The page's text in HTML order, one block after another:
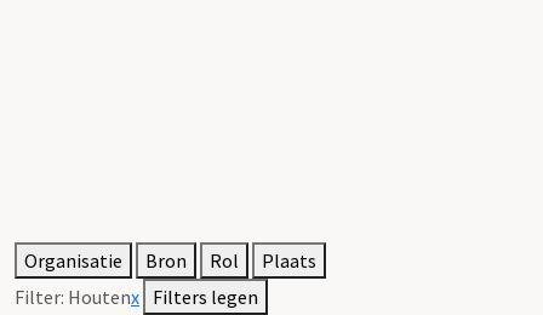
Organisatie Bron Rol
Plaats
Filter: Houtenx Filters legen